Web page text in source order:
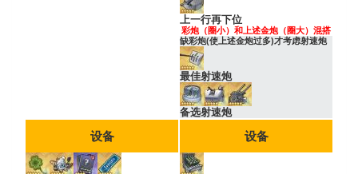
上一行再下位
彩炮（圈小）和上述金炮（圈大）混搭
缺彩炮(使上述金炮过多)才考虑射速炮
最佳射速炮
备选射速炮
设备 设备